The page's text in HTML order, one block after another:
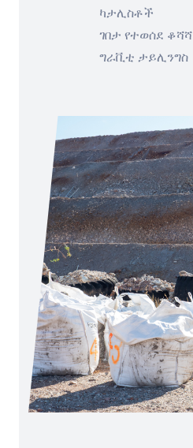
ካታሊስቶች
ገበታ የተወሰደ ቆሻሻ
ግራቪቲ ታይሊንግስ